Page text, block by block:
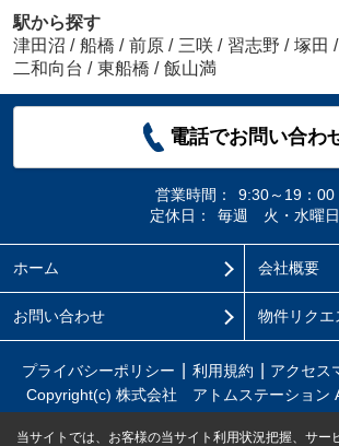
駅から探す
津田沼 / 船橋 / 前原 / 三咲 / 習志野 / 塚田 /
二和向台 / 東船橋 / 飯山満
電話でお問い合わ
営業時間：
9:30～19：00
定休日：
毎週 火・水曜日
ホーム 会社概要
お問い合わせ 物件リクエ
プライバシーポリシー 利用規約 アクセス
Copyright(c) 株式会社 アトムステーション
当サイトでは、お客様の当サイト利用状況把握、サー